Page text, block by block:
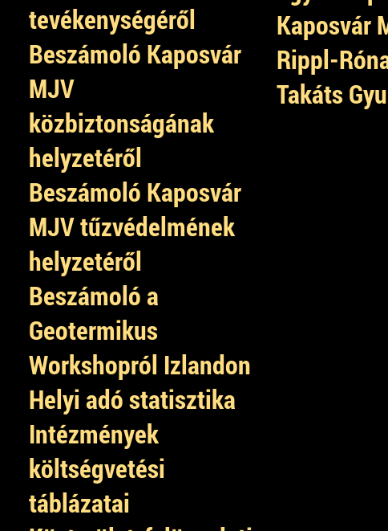
tevékenységéről
Beszámoló Kaposvár
MJV
közbiztonságának
helyzetéről
Beszámoló Kaposvár
MJV tűzvédelmének
helyzetéről
Beszámoló a
Geotermikus
Workshopról Izlandon
Helyi adó statisztika
Intézmények
költségvetési
táblázatai
Kaposvár
Rippl-
Takáts